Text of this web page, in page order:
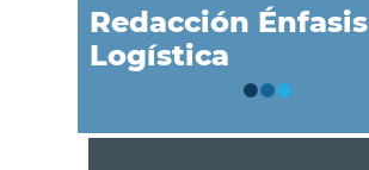
Redacción Énfasis
Logística